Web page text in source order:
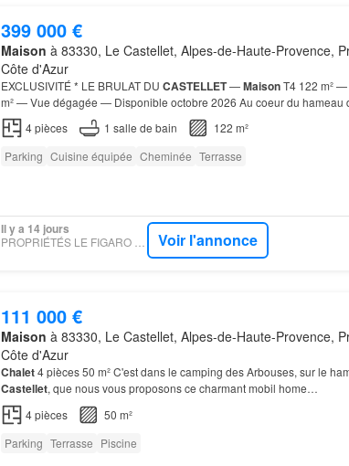
399 000 €
Maison à 83330, Le Castellet, Alpes-de-Haute-Provence,
Côte d'Azur
EXCLUSIVITÉ * LE BRULAT DU CASTELLET—MaisonT4 122 m² —
m² — Vue dégagée — Disponible octobre 2026 Au coeur du hameau
Castellet
4pièces 1 salle de bain
122 m²
Parking Cuisine équipée Cheminée Terrasse
Il y a 14 jours
Voir l'annonce
111 000 €
Maison à 83330, Le Castellet, Alpes-de-Haute-Provence,
Côte d'Azur
Chalet4 pièces 50 m² C'est dans le camping des Arbouses, sur le
Castellet, que nous vous proposons ce charmant mobil home…
4pièces
50 m²
Parking Terrasse Piscine